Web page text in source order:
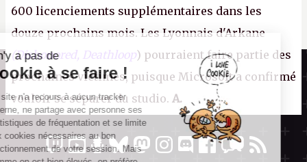
600 licenciements supplémentaires dans les
douze prochains mois. Les Lyonnais d'Arkane
(Dishonored, Deathloop) pourraient faire partie des
prochaines victimes, puisque Microsoft a confirmé
vouloir se séparer du studio. A.
Canard PC
Kiosque numérique
Boutique
Il n'y a pas de
Cookie à se faire !
Ce site n'a recours à aucun tracker
externe, ne partage avec personne ses
statistiques de fréquentation et se limite
aux cookies nécessaires au bon
fonctionnement de votre session. Mais